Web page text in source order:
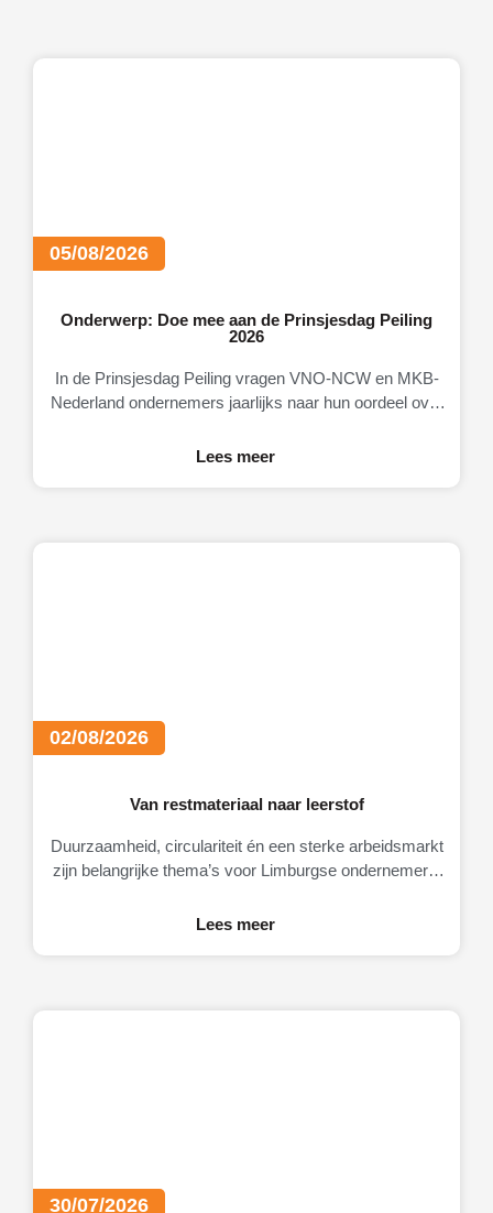
05/08/2026
Onderwerp: Doe mee aan de Prinsjesdag Peiling
2026
In de Prinsjesdag Peiling vragen VNO-NCW en MKB-
Nederland ondernemers jaarlijks naar hun oordeel over
Lees meer
02/08/2026
Van restmateriaal naar leerstof
Duurzaamheid, circulariteit én een sterke arbeidsmarkt
zijn belangrijke thema’s voor Limburgse ondernemers.
onder de aandacht.
Lees meer
30/07/2026